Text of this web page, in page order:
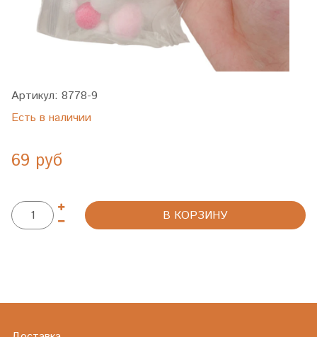
Артикул: 8778-9
Есть в наличии
69 руб
В КОРЗИНУ